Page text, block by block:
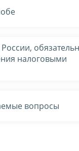
налоговыми
вопросы